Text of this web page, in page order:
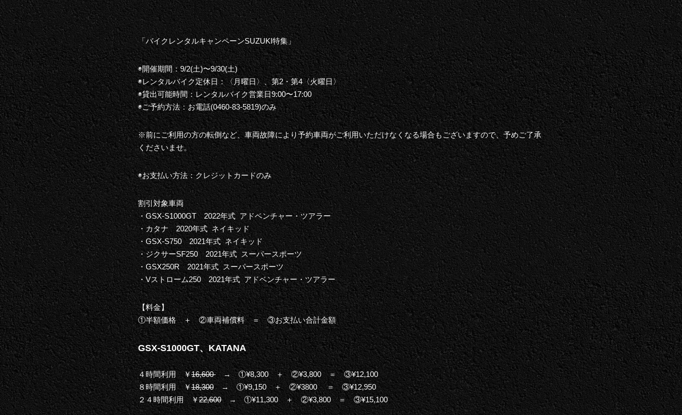
「バイクレンタルキャンペーンSUZUKI特集」
◉開催期間：9/2(土)〜9/30(土)
◉レンタルバイク定休日：〈月曜日〉、第2・第4〈火曜日〉
◉貸出可能時間：レンタルバイク営業日9:00〜17:00
◉ご予約方法：お電話(0460-83-5819)のみ
※前にご利用の方の転倒など、車両故障により予約車両がご利用いただけなくなる場合もございますので、予めご了承
くださいませ。
◉お支払い方法：クレジットカードのみ
割引対象車両
・GSX-S1000GT 2022年式 アドベンチャー・ツアラー
・ カタナ 2020年式 ネイキッド
・GSX-S750 2021年式 ネイキッド
・ジクサーSF250 2021年式 スーパースポーツ
・GSX250R 2021年式 スーパースポーツ
・Vストローム250 2021年式 アドベンチャー・ツアラー
【料金】
①半額価格 ＋ ②車両補償料 ＝ ③お支払い合計金額
GSX-S1000GT、KATANA
４時間利用 ￥16,600→ ①¥8,300 ＋ ②¥3,800 ＝ ③¥12,100
８時間利用 ￥18,300→ ①¥9,150 ＋ ②¥3800 ＝ ③¥12,950
２４時間利用 ￥22,600→ ①¥11,300 ＋ ②¥3,800 ＝ ③¥15,100